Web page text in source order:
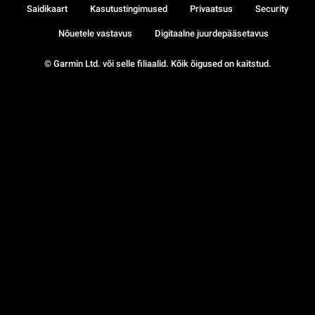
© Garmin Ltd. või selle filiaalid. Kõik õigused on kaitstud.
Saidikaart Kasutustingimused Privaatsus Security
Nõuetele vastavus Digitaalne juurdepääsetavus